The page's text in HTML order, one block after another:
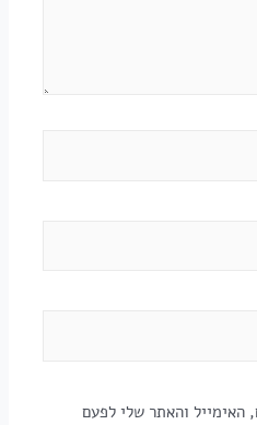
והאתר שלי לפעם